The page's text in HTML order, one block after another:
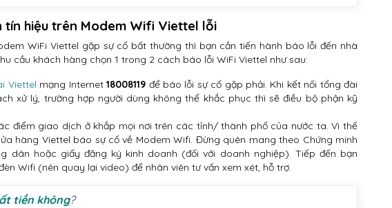
tín hiệu trên Modem Wifi Viettel lỗi
WiFi Viettel gặp sự cố bất thường thì bạn cần tiến hành báo lỗi đến nhà
cầu khách hàng chọn 1 trong 2 cách báo lỗi WiFi Viettel như sau:
Viettel mạng Internet18008119 để báo lỗi sự cố gặp phải. Khi kết nối tổng đài
xử lý, trường hợp người dùng không thể khắc phục thì sẽ điều bộ phận kỹ
điểm giao dịch ở khắp mọi nơi trên các tỉnh/ thành phố của nước ta. Vì thế
hàng Viettel báo sự cố về Modem Wifi. Đừng quên mang theo Chứng minh
dân hoặc giấy đăng ký kinh doanh (đối với doanh nghiệp). Tiếp đến bạn
Wifi (nên quay lại video) để nhân viên tư vấn xem xét, hỗ trợ.
tiền không?